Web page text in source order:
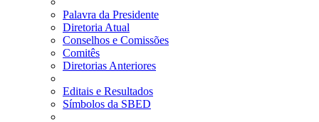
Palavra da Presidente
Diretoria Atual
Conselhos e Comissões
Comitês
Diretorias Anteriores
Editais e Resultados
Símbolos da SBED